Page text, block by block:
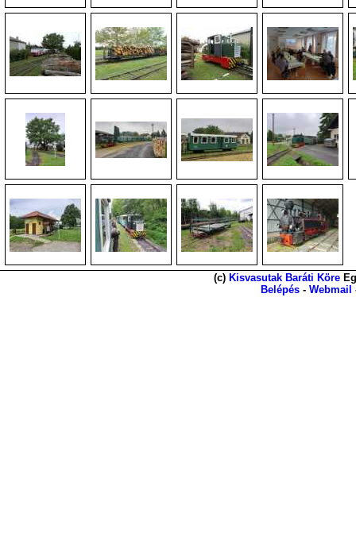
(c) Kisvasutak Baráti Köre
Belépés - Webmail